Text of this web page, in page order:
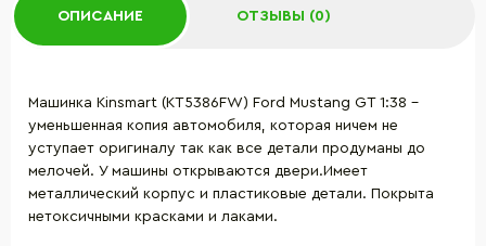
ОПИСАНИЕ ОТЗЫВЫ (0)
Машинка Kinsmart (KT5386FW) Ford Mustang GT 1:38 -
уменьшенная копия автомобиля, которая ничем не
уступает оригиналу так как все детали продуманы до
мелочей. У машины открываются двери.Имеет
металлический корпус и пластиковые детали. Покрыта
нетоксичными красками и лаками.